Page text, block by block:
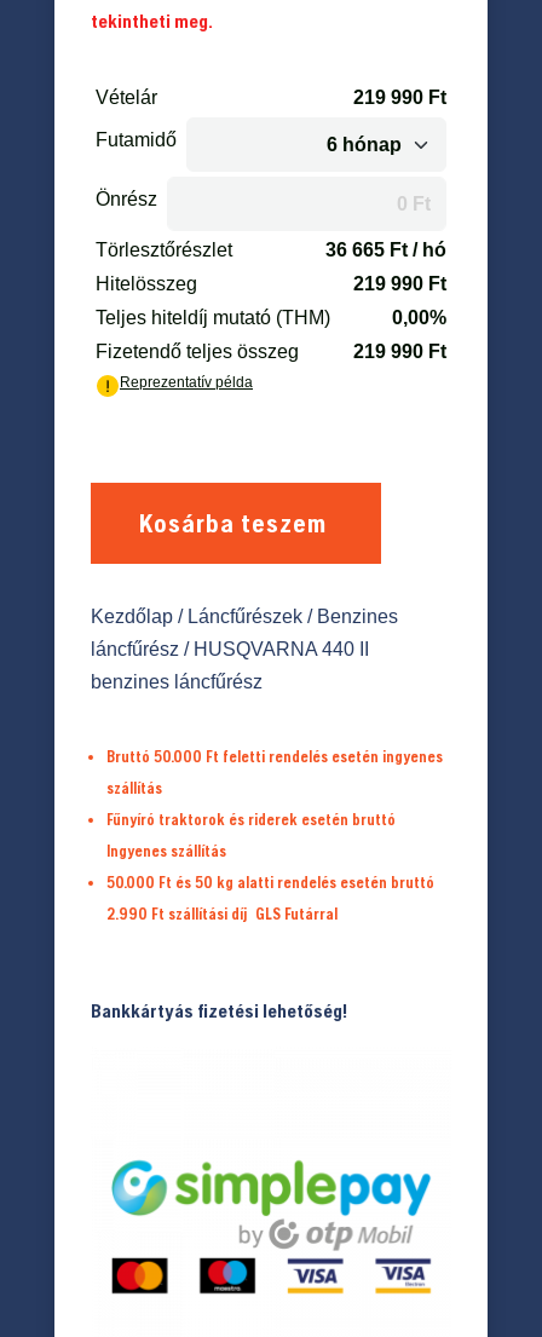
tekintheti meg.
Kosárba teszem
Kezdőlap/ Láncfűrészek/ Benzines
láncfűrész / HUSQVARNA 440 II
benzines láncfűrész
Bruttó 50.000 Ft feletti rendelés esetén ingyenes
szállítás
Fűnyíró traktorok és riderek esetén bruttó
Ingyenes szállítás
50.000 Ft és 50 kg alatti rendelés esetén bruttó
2.990 Ft szállítási díj GLS Futárral
Bankkártyás fizetési lehetőség!